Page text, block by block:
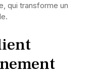
qui transforme un